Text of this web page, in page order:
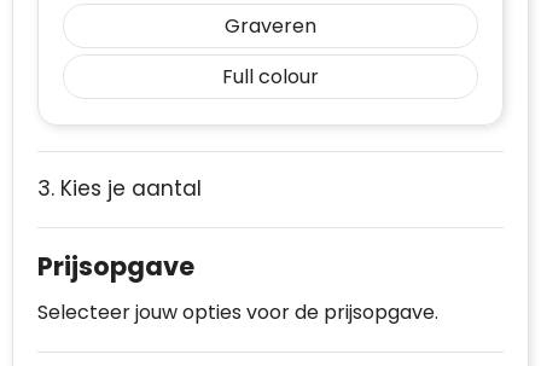
Graveren
Full colour
3. Kies je aantal
Prijsopgave
Selecteer jouw opties voor de prijsopgave.